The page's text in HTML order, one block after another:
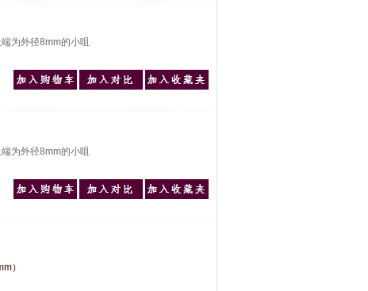
为外径8mm的小咀
为外径8mm的小咀
）